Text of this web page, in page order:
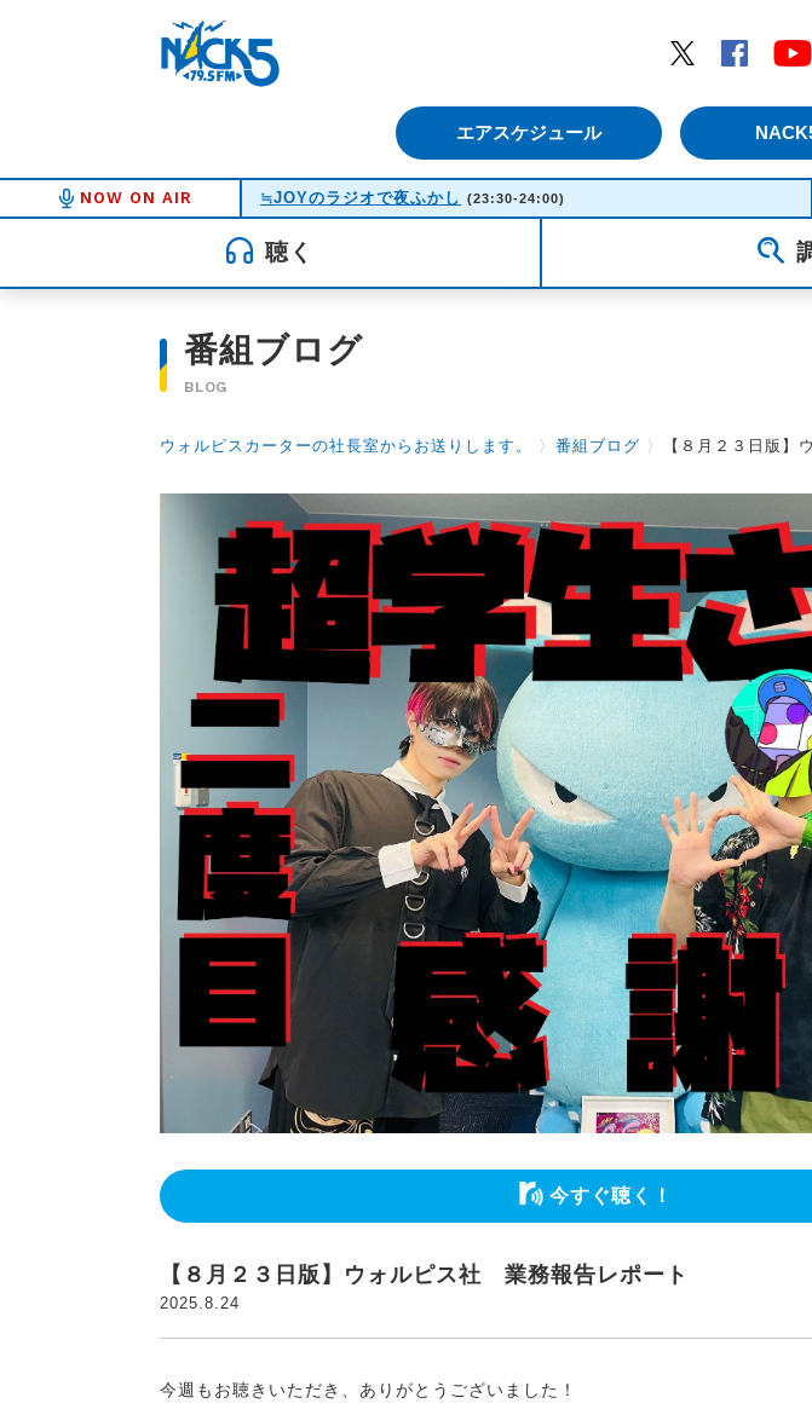
Twitter
エアスケジュール
NOW ON AIR ≒JOYのラジオで夜ふかし (23:30-24:00) 異
聴く
番組ブログ
BLOG
ウォルピスカーターの社長室からお送りします。 〉 番組ブログ 〉 【８月２３日版
今すぐ聴く！
【８月２３日版】ウォルピス社 業務報告レポート
2025.8.24
今週もお聴きいただき、ありがとうございました！